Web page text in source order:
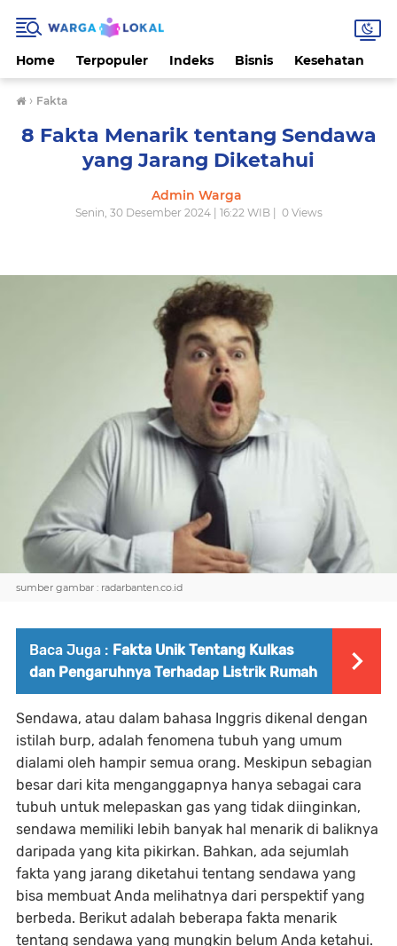
Home Terpopuler Indeks Bisnis Kesehatan
› Fakta
8 Fakta Menarik tentang Sendawa
yang Jarang Diketahui
Admin Warga
Senin, 30 Desember 2024 | 16:22 WIB | 0Views
sumber gambar : radarbanten.co.id
Baca Juga : Fakta Unik Tentang Kulkas
dan Pengaruhnya Terhadap Listrik Rumah
Sendawa, atau dalam bahasa Inggris dikenal dengan
istilah burp, adalah fenomena tubuh yang umum
dialami oleh hampir semua orang. Meskipun sebagian
besar dari kita menganggapnya hanya sebagai cara
tubuh untuk melepaskan gas yang tidak diinginkan,
sendawa memiliki lebih banyak hal menarik di baliknya
daripada yang kita pikirkan. Bahkan, ada sejumlah
fakta yang jarang diketahui tentang sendawa yang
bisa membuat Anda melihatnya dari perspektif yang
berbeda. Berikut adalah beberapa fakta menarik
tentang sendawa yang mungkin belum Anda ketahui.